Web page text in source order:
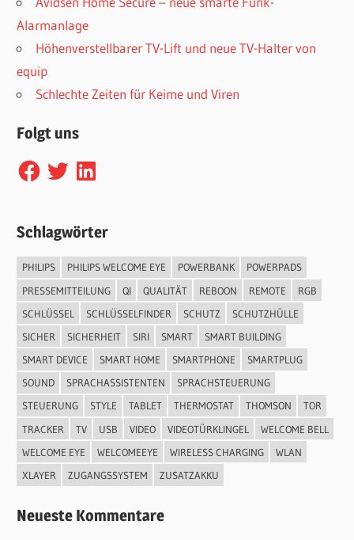
Alarmanlage
Höhenverstellbarer TV-Lift und neue TV-Halter von
equip
Schlechte Zeiten für Keime und Viren
Folgt uns
Facebook
TwitterLinkedIn
Schlagwörter
PHILIPS PHILIPS WELCOME EYE POWERBANK
POWERPADS
PRESSEMITTEILUNG
QI QUALITÄT REBOON REMOTE
RGB
SCHLÜSSEL
SCHLÜSSELFINDER SCHUTZ
SCHUTZHÜLLE
SICHER
SICHERHEIT SIRI SMART
SMART BUILDING
SMART DEVICE
SMART HOME SMARTPHONE
SMARTPLUG
SOUND
SPRACHASSISTENTEN
SPRACHSTEUERUNG
STEUERUNG
STYLE TABLET THERMOSTAT THOMSON
TOR
TRACKER
TV USB VIDEO VIDEOTÜRKLINGEL
WELCOME BELL
WELCOME EYE
WELCOMEEYE WIRELESS CHARGING
WLAN
XLAYER
ZUGANGSSYSTEM ZUSATZAKKU
Neueste Kommentare